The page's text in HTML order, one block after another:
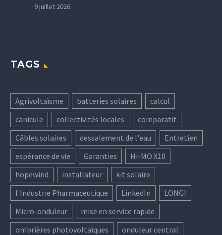
9 juillet 2026
TAGS
Agrivoltaïsme batteries solaires
calcul
canicule
collectivités locales
comparatif
Câbles solaires
dessalement de l'eau
Entretien
espérance de vie
Garanties
Hi-MO X10
hopewind
installateur
kit solaire
l'Industrie Pharmaceutique
LinkedIn
LONGI
Micro-onduleur
mise en service rapide
ombrières photovoltaïques
onduleur central